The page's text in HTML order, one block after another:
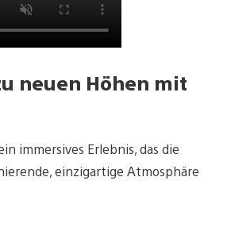
neuen Höhen mit
immersives Erlebnis, das die
einzigartige Atmosphäre